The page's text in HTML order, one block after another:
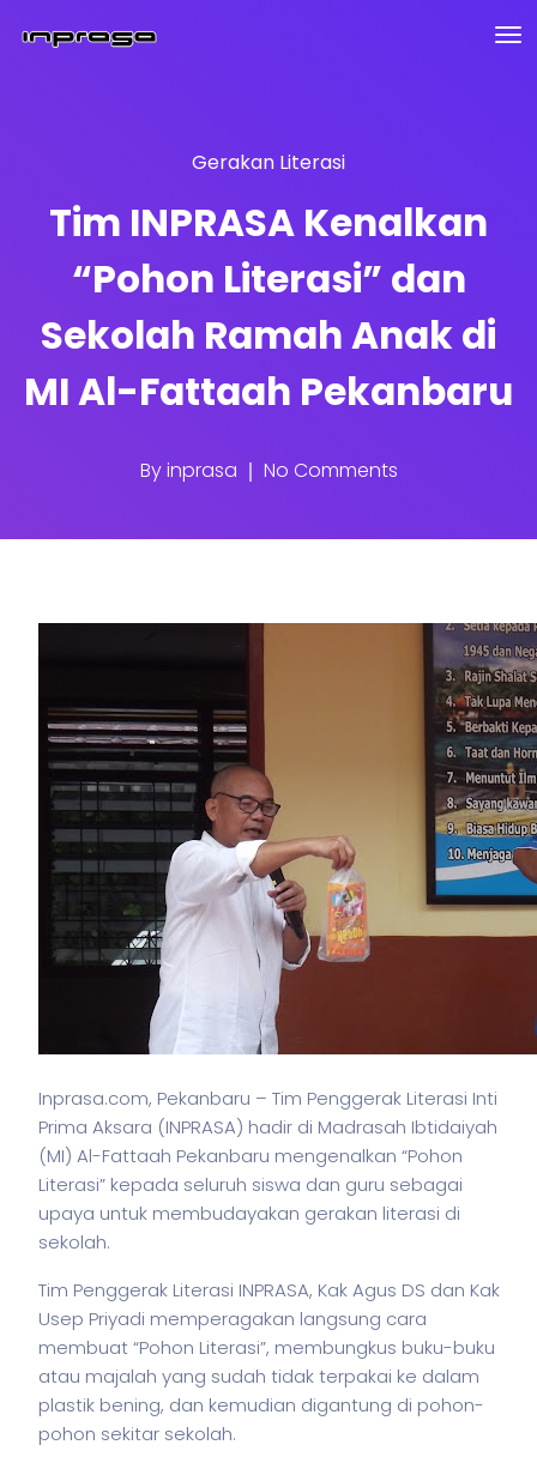
Gerakan Literasi
Tim INPRASA Kenalkan
“Pohon Literasi” dan
Sekolah Ramah Anak di
MI Al-Fattaah Pekanbaru
Byinprasa No Comments
Inprasa.com, Pekanbaru – Tim Penggerak Literasi Inti
Prima Aksara (INPRASA) hadir di Madrasah Ibtidaiyah
(MI) Al-Fattaah Pekanbaru mengenalkan “Pohon
Literasi” kepada seluruh siswa dan guru sebagai
upaya untuk membudayakan gerakan literasi di
sekolah.
Tim Penggerak Literasi INPRASA, Kak Agus DS dan Kak
Usep Priyadi memperagakan langsung cara
membuat “Pohon Literasi”, membungkus buku-buku
atau majalah yang sudah tidak terpakai ke dalam
plastik bening, dan kemudian digantung di pohon-
pohon sekitar sekolah.